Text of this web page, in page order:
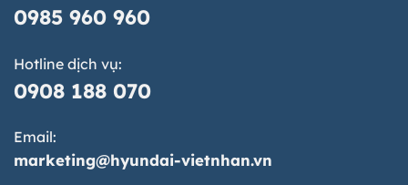
0985 960 960
Hotline dịch vụ:
0908 188 070
Email:
marketing@hyundai-vietnhan.vn